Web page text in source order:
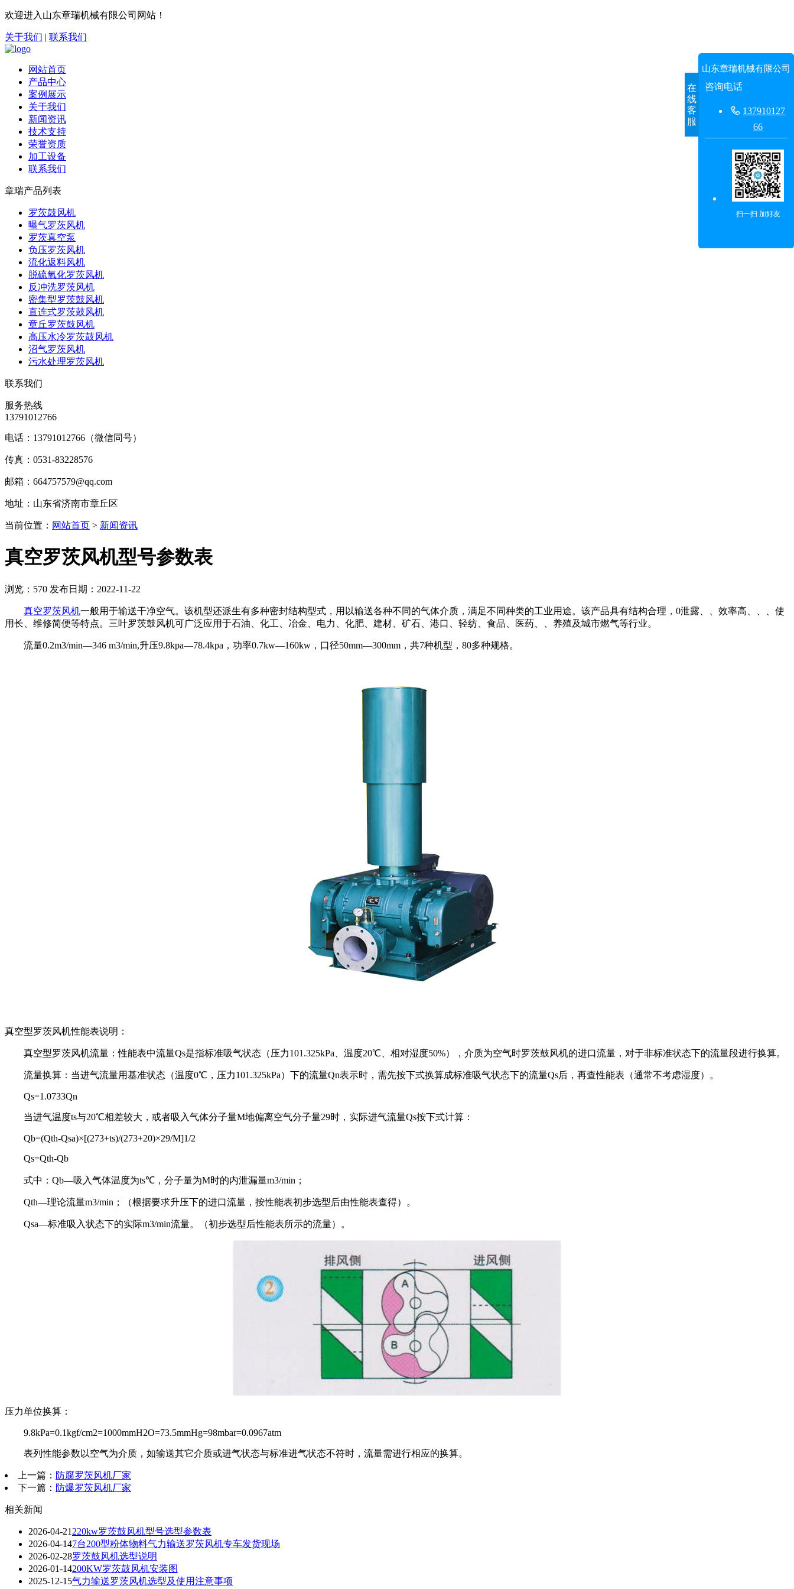
欢迎进入山东章瑞机械有限公司网站！
关于我们 | 联系我们
网站首页
产品中心
案例展示
关于我们
新闻资讯
技术支持
荣誉资质
加工设备
联系我们
章瑞产品列表
罗茨鼓风机
曝气罗茨风机
罗茨真空泵
负压罗茨风机
流化返料风机
脱硫氧化罗茨风机
反冲洗罗茨风机
密集型罗茨鼓风机
直连式罗茨鼓风机
章丘罗茨鼓风机
高压水冷罗茨鼓风机
沼气罗茨风机
污水处理罗茨风机
联系我们
服务热线
13791012766
电话：13791012766（微信同号）
传真：0531-83228576
邮箱：664757579@qq.com
地址：山东省济南市章丘区
当前位置： 网站首页 > 新闻资讯
真空罗茨风机型号参数表
浏览： 570 发布日期：2022-11-22
真空罗茨风机一般用于输送干净空气。该机型还派生有多种密封结构型式，用以输送各种不同的气体介质，满足不同种类的工业用途。该产品具有结构合理，0泄露、、效率高、、、使
用长、维修简便等特点。三叶罗茨鼓风机可广泛应用于石油、化工、冶金、电力、化肥、建材、矿石、港口、轻纺、食品、医药、、养殖及城市燃气等行业。
流量0.2m3/min—346 m3/min,升压9.8kpa—78.4kpa，功率0.7kw—160kw，口径50mm—300mm，共7种机型，80多种规格。
真空型罗茨风机性能表说明：
真空型罗茨风机流量：性能表中流量Qs是指标准吸气状态（压力101.325kPa、温度20℃、相对湿度50%），介质为空气时罗茨鼓风机的进口流量，对于非标准状态下的流量段进行换算。
流量换算：当进气流量用基准状态（温度0℃，压力101.325kPa）下的流量Qn表示时，需先按下式换算成标准吸气状态下的流量Qs后，再查性能表（通常不考虑湿度）。
Qs=1.0733Qn
当进气温度ts与20℃相差较大，或者吸入气体分子量M地偏离空气分子量29时，实际进气流量Qs按下式计算：
Qb=(Qth-Qsa)×[(273+ts)/(273+20)×29/M]1/2
Qs=Qth-Qb
式中：Qb—吸入气体温度为ts℃，分子量为M时的内泄漏量m3/min；
Qth—理论流量m3/min；（根据要求升压下的进口流量，按性能表初步选型后由性能表查得）。
Qsa—标准吸入状态下的实际m3/min流量。（初步选型后性能表所示的流量）。
压力单位换算：
9.8kPa=0.1kgf/cm2=1000mmH2O=73.5mmHg=98mbar=0.0967atm
表列性能参数以空气为介质，如输送其它介质或进气状态与标准进气状态不符时，流量需进行相应的换算。
上一篇： 防腐罗茨风机厂家
下一篇： 防爆罗茨风机厂家
相关新闻
2026-04-21 220kw罗茨鼓风机型号选型参数表
2026-04-147台200型粉体物料气力输送罗茨风机专车发货现场
2026-02-28罗茨鼓风机选型说明
2026-01-14200KW罗茨鼓风机安装图
2025-12-15气力输送罗茨风机选型及使用注意事项
在
线
客
服
山东章瑞机械有限公司
咨询电话
 137910127
66
扫一扫 加好友